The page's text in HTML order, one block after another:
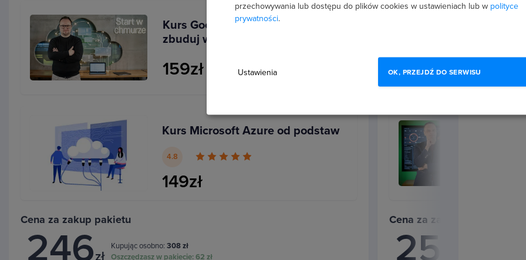
Dla kogo jest ten kurs?
przyszłych Cloud Engineerów
administratorów systemów i sieci (SysAdmin)
osób planujących przebranżowienie do IT
użytkowników innych chmur (AWS/Azure)
Kurs Google Cloud od podstaw -
zbuduj własną chmurę od zera
159zł
Kurs Microsoft Azure od podstaw
4.8
149zł
Cena za zakup pakietu
246zł
Kupując osobno: 308 zł
Oszczędzasz w pakiecie:62 zł
Cena za zakup pakietu
254
przechowywania lub dostępu do plików cookies w ustawieniach lub w polityce
prywatności.
Ustawienia OK, PRZEJDŹ DO SERWISU